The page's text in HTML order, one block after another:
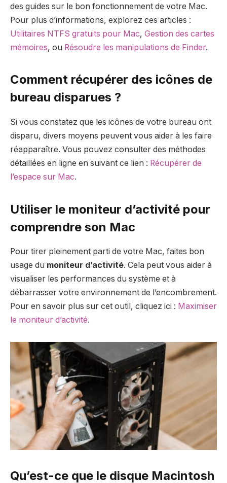
des guides sur le bon fonctionnement de votre Mac.
Pour plus d’informations, explorez ces articles :
Utilitaires NTFS gratuits pour Mac, Gestion des cartes
mémoires, ou Résoudre les manipulations de Finder.
Comment récupérer des icônes de
bureau disparues ?
Si vous constatez que les icônes de votre bureau ont
disparu, divers moyens peuvent vous aider à les faire
réapparaître. Vous pouvez consulter des méthodes
détaillées en ligne en suivant ce lien : Récupérer de
l’espace sur Mac.
Utiliser le moniteur d’activité pour
comprendre son Mac
Pour tirer pleinement parti de votre Mac, faites bon
usage du moniteur d’activité. Cela peut vous aider à
visualiser les performances du système et à
débarrasser votre environnement de l’encombrement.
Pour en savoir plus sur cet outil, cliquez ici : Maximiser
le moniteur d’activité.
Qu’est-ce que le disque Macintosh